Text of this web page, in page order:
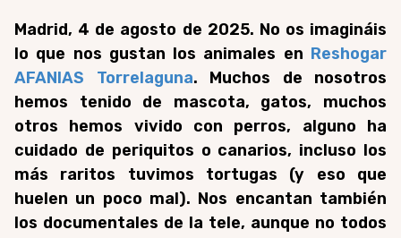
Madrid, 4 de agosto de 2025. No os imagináis
lo que nos gustan los animales en Reshogar
AFANIAS Torrelaguna. Muchos de nosotros
hemos tenido de mascota, gatos, muchos
otros hemos vivido con perros, alguno ha
cuidado de periquitos o canarios, incluso los
más raritos tuvimos tortugas (y eso que
huelen un poco mal). Nos encantan también
los documentales de la tele, aunque no todos